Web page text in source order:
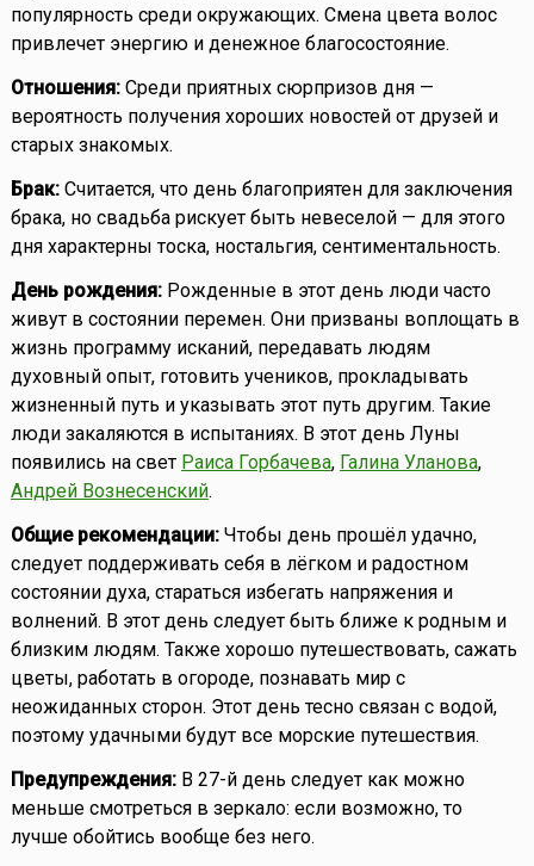
популярность среди окружающих. Смена цвета волос
привлечет энергию и денежное благосостояние.
Отношения:Среди приятных сюрпризов дня —
вероятность получения хороших новостей от друзей и
старых знакомых.
Брак:Считается, что день благоприятен для заключения
брака, но свадьба рискует быть невеселой — для этого
дня характерны тоска, ностальгия, сентиментальность.
День рождения:Рожденные в этот день люди часто
живут в состоянии перемен. Они призваны воплощать в
жизнь программу исканий, передавать людям
духовный опыт, готовить учеников, прокладывать
жизненный путь и указывать этот путь другим. Такие
люди закаляются в испытаниях. В этот день Луны
появились на свет Раиса Горбачева, Галина Уланова,
Андрей Вознесенский.
Общие рекомендации:Чтобы день прошёл удачно,
следует поддерживать себя в лёгком и радостном
состоянии духа, стараться избегать напряжения и
волнений. В этот день следует быть ближе к родным и
близким людям. Также хорошо путешествовать, сажать
цветы, работать в огороде, познавать мир с
неожиданных сторон. Этот день тесно связан с водой,
поэтому удачными будут все морские путешествия.
Предупреждения:В 27-й день следует как можно
меньше смотреться в зеркало: если возможно, то
лучше обойтись вообще без него.